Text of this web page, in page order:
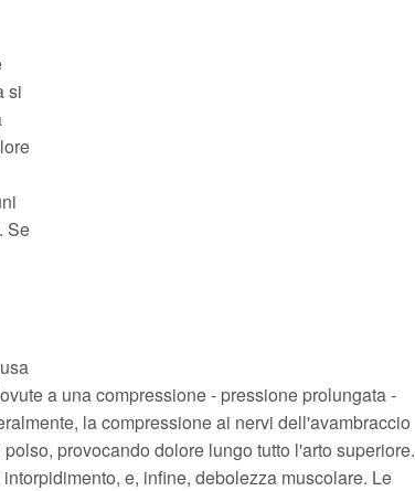
si
Se
a una compressione - pressione prolungata -
la compressione ai nervi dell'avambraccio
provocando dolore lungo tutto l'arto superiore.
e, infine, debolezza muscolare. Le